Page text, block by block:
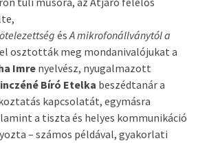
ésA mikrofonállványtól a
osztották meg mondanivalójukat a
Imrenyelvész, nyugalmazott
Bíró Etelka beszédtanár a
kapcsolatát, egymásra
a tiszta és helyes kommunikáció
– számos példával, gyakorlati